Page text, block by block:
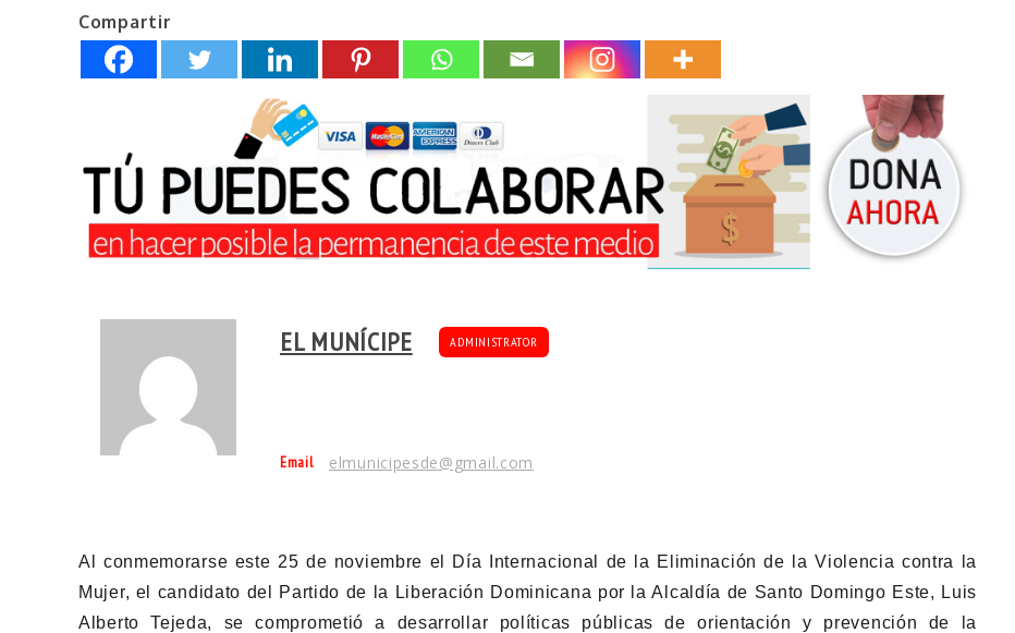
Compartir
EL MUNÍCIPE ADMINISTRATOR
Email elmunicipesde@gmail.com
Al conmemorarse este 25 de noviembre el Día Internacional de la Eliminación de la Violencia contra la
Mujer, el candidato del Partido de la Liberación Dominicana por la Alcaldía de Santo Domingo Este, Luis
Alberto Tejeda, se comprometió a desarrollar políticas públicas de orientación y prevención de la